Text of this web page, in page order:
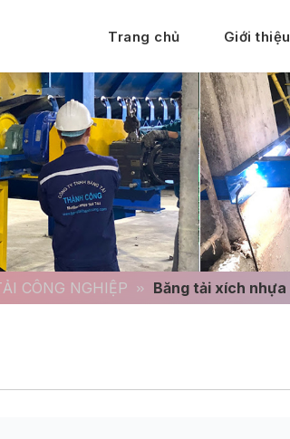
Trang chủ Giới thiệu
CÔNG NGHIỆP Băng tải xích nhựa